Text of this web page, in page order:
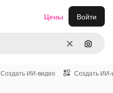
ОчиститьПоиск
Цены Войти
Создать ИИ-видео Создать ИИ-